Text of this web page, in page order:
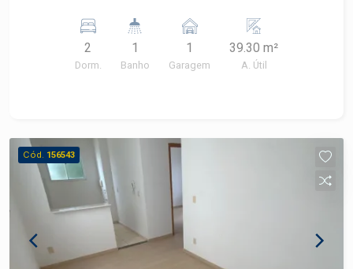
Ambientes bem distribuídos e aconchegantes
Estrutura do condomínio: - Piscina - Salão de
festas com churrasqueira - Salão de jogos -
para todas as idades Agende sua visita e venha
conhecer essa oportunidade!
2
Dorm.
1
Banho
1
Garagem
39.30 m²
A. Útil
Cód. 156543